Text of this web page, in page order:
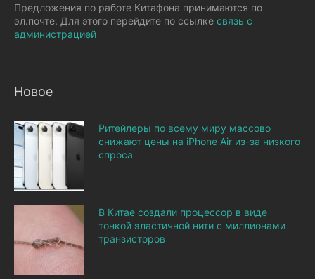
Предложения по работе Китафона принимаются по
эл.почте. Для этого перейдите по ссылке связь с
администрацией
Новое
Ритейлеры по всему миру массово
снижают цены на iPhone Air из-за низкого
спроса
В Китае создали процессор в виде
тонкой эластичной нити с миллионами
транзисторов